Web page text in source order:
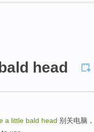
head
a little bald head 别关电脑